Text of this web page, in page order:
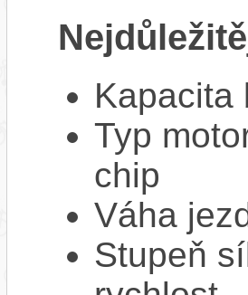
Kapacita
Typ
chip
Váha
Stupeň